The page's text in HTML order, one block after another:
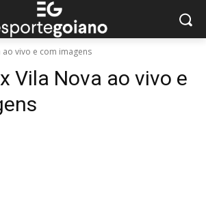
ao vivo e com imagens
Vila Nova ao vivo e